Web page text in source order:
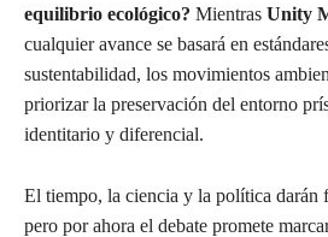
equilibrio ecológico? Mientras Unity
cualquier avance se basará en
sustentabilidad, los movimientos
priorizar la preservación del entorno
identitario y diferencial.
El tiempo, la ciencia y la política darán
pero por ahora el debate promete